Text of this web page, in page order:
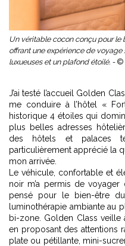
Un véritable cocon conçu pour le
offrant une expérience de
luxueuses et un plafond étoilé. - ©
J’ai testé l’accueil Golden
me conduire à l’hôtel «
historique 4 étoiles qui
plus belles adresses
des
hôtels et palaces
particulièrement apprécié la
mon arrivée.
Le véhicule, confortable et
noir m’a permis de
pensé pour le bien-être
luminothérapie ambiante au
bi-zone. Golden Class
en proposant des attentions
plate ou pétillante, mini-